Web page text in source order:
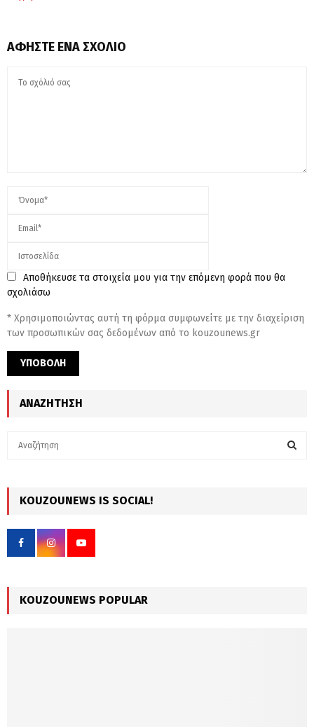
ΑΦΉΣΤΕ ΈΝΑ ΣΧΌΛΙΟ
Αποθήκευσε τα στοιχεία μου για την επόμενη φορά που θα
σχολιάσω
* Χρησιμοποιώντας αυτή τη φόρμα συμφωνείτε με την διαχείριση
των προσωπικών σας δεδομένων από το kouzounews.gr
ΑΝΑΖΉΤΗΣΗ
h
f
r
KOUZOUNEWS IS SOCIAL!
KOUZOUNEWS POPULAR